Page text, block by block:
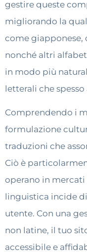
gestire queste
migliorando la
come giapponese,
nonché altri
in modo più
letterali che
Comprendendo i
formulazione
traduzioni che
Ciò è
operano in mercati
linguistica incide
utente. Con una
non latine, il tuo
accessibile e